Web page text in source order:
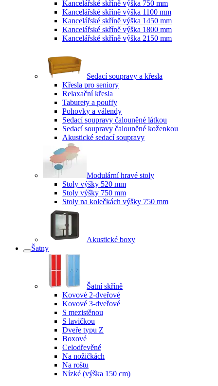
Kancelářské skříně výška 750 mm
Kancelářské skříně výška 1100 mm
Kancelářské skříně výška 1450 mm
Kancelářské skříně výška 1800 mm
Kancelářské skříně výška 2150 mm
Sedací soupravy a křesla
Křesla pro seniory
Relaxační křesla
Taburety a pouffy
Pohovky a válendy
Sedací soupravy čalouněné látkou
Sedací soupravy čalouněné koženkou
Akustické sedací soupravy
Modulární hravé stoly
Stoly výšky 520 mm
Stoly výšky 750 mm
Stoly na kolečkách výšky 750 mm
Akustické boxy
Šatny
Šatní skříně
Kovové 2-dveřové
Kovové 3-dveřové
S mezistěnou
S lavičkou
Dveře typu Z
Boxové
Celodřevěné
Na nožičkách
Na roštu
Nízké (výška 150 cm)